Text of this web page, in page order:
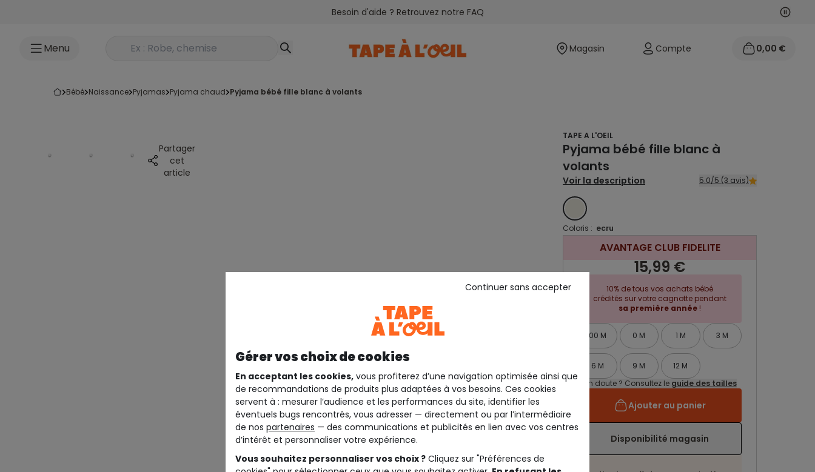
Besoin d'aide ? Retrouvez notre FAQ
Menu Rechercher un produit Magasin Compte 0,00 €
bébé naissance pyjamas pyjama chaud pyjama bébé fille blanc à volants
Partager
cet
article
TAPE A L'OEIL
Pyjama bébé fille blanc à
volants
Voir la description 5.0/5 (3 avis)
ECRU
Coloris : ecru
AVANTAGE CLUB FIDELITE
15,99 €
10% de tous vos achats bébé
crédités sur votre cagnotte pendant
sa première année !
00 M 0 M 1 M 3 M
6 M 9 M
12 M
Un doute ? Consultez le guide des tailles
Ajouter au panier
Disponibilité magasin
Gérer vos choix de cookies
En acceptant les cookies, vous profiterez d’une navigation optimisée ainsi que
de recommandations de produits plus adaptées à vos besoins. Ces cookies
servent à : mesurer l’audience et les performances du site, identifier les
éventuels bugs rencontrés, vous adresser — directement ou par l’intermédiaire
de nos partenaires — des communications et publicités en lien avec vos centres
d’intérêt et personnaliser votre expérience.
Vous souhaitez personnaliser vos choix ? Cliquez sur "Préférences de
Continuer sans accepter